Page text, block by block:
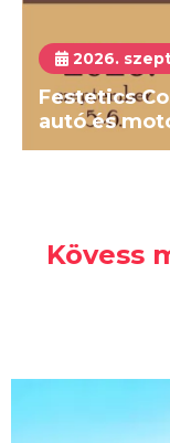
2026.
Festetics
autó és
Kövess